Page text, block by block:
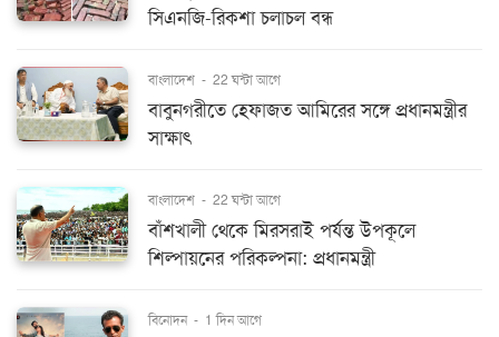
সিএনজি-রিকশা চলাচল বন্ধ
বাংলাদেশ - 22 ঘন্টা আগে
বাবুনগরীতে হেফাজত আমিরের সঙ্গে প্রধানমন্ত্রীর
সাক্ষাৎ
বাংলাদেশ - 22 ঘন্টা আগে
বাঁশখালী থেকে মিরসরাই পর্যন্ত উপকূলে
শিল্পায়নের পরিকল্পনা: প্রধানমন্ত্রী
বিনোদন - 1 দিন আগে